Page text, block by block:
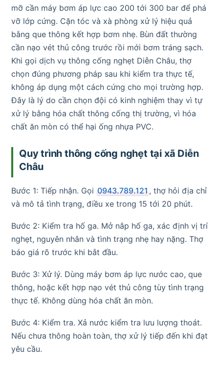
mỡ cần máy bơm áp lực cao 200 tới 300 bar để phá
vỡ lớp cứng. Cặn tóc và xà phòng xử lý hiệu quả
bằng que thông kết hợp bơm nhẹ. Bùn đất thường
cần nạo vét thủ công trước rồi mới bơm tráng sạch.
Khi gọi dịch vụ thông cống nghẹt Diễn Châu, thợ
chọn đúng phương pháp sau khi kiểm tra thực tế,
không áp dụng một cách cứng cho mọi trường hợp.
Đây là lý do cần chọn đội có kinh nghiệm thay vì tự
xử lý bằng hóa chất thông cống thị trường, vì hóa
chất ăn mòn có thể hại ống nhựa PVC.
Quy trình thông cống nghẹt tại xã Diễn
Châu
Bước 1: Tiếp nhận. Gọi 0943.789.121 , thợ hỏi địa chỉ
và mô tả tình trạng, điều xe trong 15 tới 20 phút.
Bước 2: Kiểm tra hố ga. Mở nắp hố ga, xác định vị trí
nghẹt, nguyên nhân và tình trạng nhẹ hay nặng. Thợ
báo giá rõ trước khi bắt đầu.
Bước 3: Xử lý. Dùng máy bơm áp lực nước cao, que
thông, hoặc kết hợp nạo vét thủ công tùy tình trạng
thực tế. Không dùng hóa chất ăn mòn.
Bước 4: Kiểm tra. Xả nước kiểm tra lưu lượng thoát.
Nếu chưa thông hoàn toàn, thợ xử lý tiếp đến khi đạt
yêu cầu.